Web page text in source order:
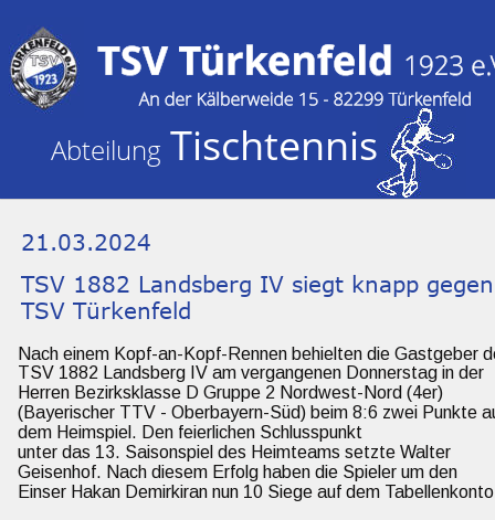
TSV 1882 Landsberg IV siegt knapp
TSV Türkenfeld
21.03.2024
Nach einem Kopf-an-Kopf-Rennen behielten die Gastgeber
TSV 1882 Landsberg IV am vergangenen Donnerstag in der
Herren Bezirksklasse D Gruppe 2 Nordwest-Nord (4er)
(Bayerischer TTV - Oberbayern-Süd) beim 8:6 zwei Punkte
dem Heimspiel. Den feierlichen Schlusspunkt
unter das 13. Saisonspiel des Heimteams setzte Walter
Geisenhof. Nach diesem Erfolg haben die Spieler um den
Einser Hakan Demirkiran nun 10 Siege auf dem
Abteilung Tischtennis